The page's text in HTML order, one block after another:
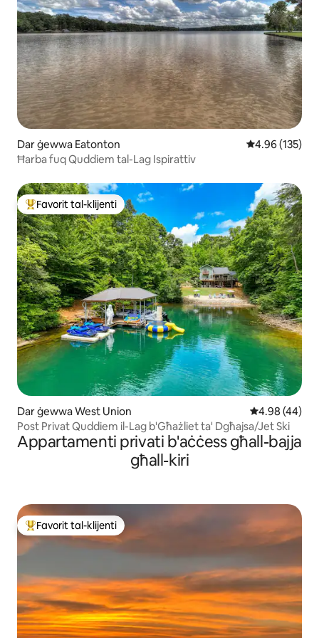
Dar ġewwa Eatonton Rating medju
4.96 (135)
Ħarba fuq Quddiem tal-Lag Ispirattiv
Wieħed mill-aqwa favoriti tal-klijenti
Favorit tal-klijenti
Dar ġewwa West Union Rating medju
4.98 (44)
Post Privat Quddiem il-Lag b'Għażliet ta' Dgħajsa/Jet Ski
Appartamenti privati b'aċċess għall-bajja
għall-kiri
Wieħed mill-aqwa favoriti tal-klijenti
Favorit tal-klijenti